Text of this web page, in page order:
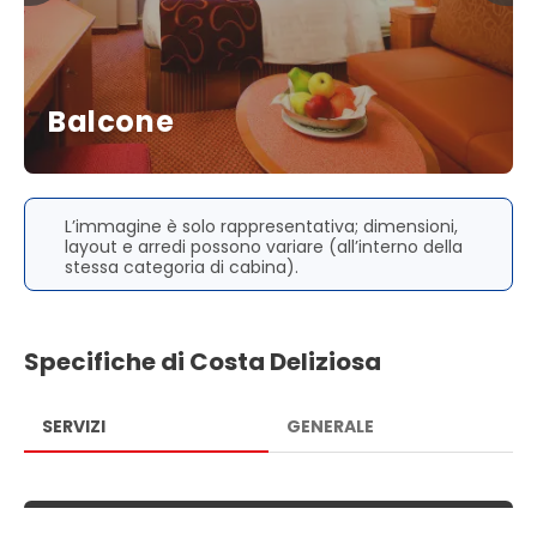
Balcone
L’immagine è solo rappresentativa; dimensioni,
layout e arredi possono variare (all’interno della
stessa categoria di cabina).
Specifiche di Costa Deliziosa
SERVIZI GENERALE